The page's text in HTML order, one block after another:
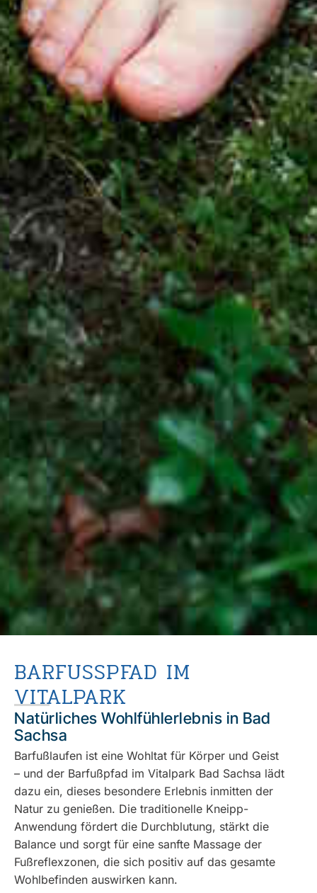
BARFUSSPFAD IM V
ITALPARK
Natürliches Wohlfühlerlebnis in Bad
Sachsa
Barfußlaufen ist eine Wohltat für Körper und Geist
– und der Barfußpfad im Vitalpark Bad Sachsa lädt
dazu ein, dieses besondere Erlebnis inmitten der
Natur zu genießen. Die traditionelle Kneipp-
Anwendung fördert die Durchblutung, stärkt die
Balance und sorgt für eine sanfte Massage der
Fußreflexzonen, die sich positiv auf das gesamte
Wohlbefinden auswirken kann.